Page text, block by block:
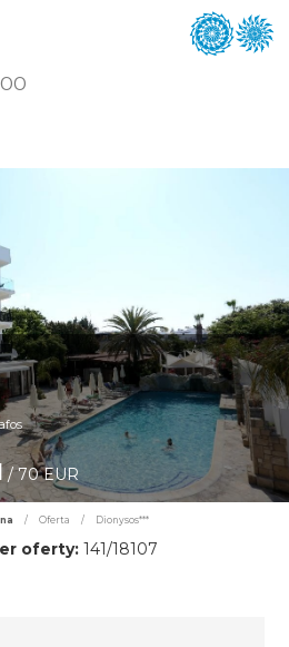
/ 70 EUR
/ Oferta / Dionysos***
oferty: 141/18107